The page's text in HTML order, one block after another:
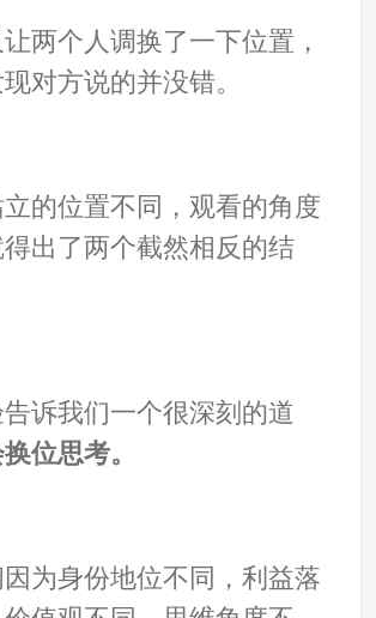
两个人调换了一下位置，
对方说的并没错。
的位置不同，观看的角度
出了两个截然相反的结
诉我们一个很深刻的道
位思考。
为身份地位不同，利益落